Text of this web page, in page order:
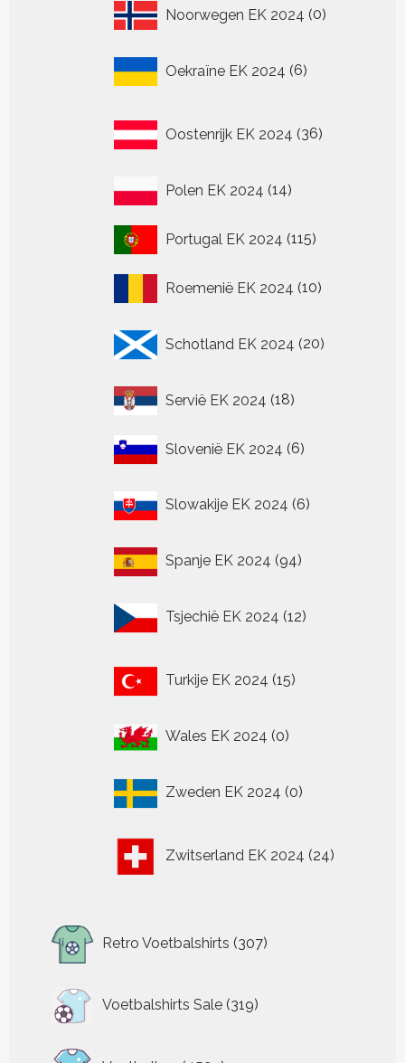
Noorwegen EK 2024 00
Oekraïne EK 2024 6
producten
Oostenrijk EK 2024 36
producten
Polen EK 2024 1414
Portugal EK 2024 115115
Roemenië EK 2024 1010
Schotland EK 2024 20
producten
Servië EK 2024 1818
Slovenië EK 2024 66
Slowakije EK 2024 6
producten
Spanje EK 2024 9494
Tsjechië EK 2024 12
producten
Turkije EK 2024 15
producten
Wales EK 2024 00
Zweden EK 2024 0
producten
Zwitserland EK 2024 24
producten
Retro Voetbalshirts 307
producten
Voetbalshirts Sale 319
319